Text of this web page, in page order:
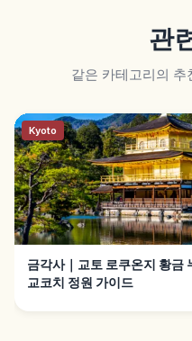
관
같은 카테고리의
Kyoto
금각사｜교토 로쿠온지 황금
교코치 정원 가이드